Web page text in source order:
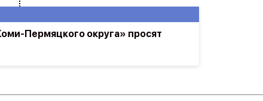
Пермяцкого округа» просят